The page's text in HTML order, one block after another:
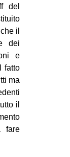
del
il
dei
e
fatto
ma
il
fare